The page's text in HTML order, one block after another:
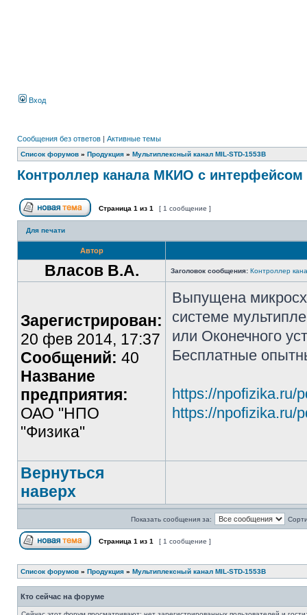
Вход
Сообщения без ответов | Активные темы
Список форумов » Продукция » Мультиплексный канал MIL-STD-1553B
Контроллер канала МКИО с интерфейсом
Страница 1 из 1 [ 1 сообщение ]
Для печати
Автор
Власов В.А. Заголовок сообщения: Контроллер
Зарегистрирован:
20 фев 2014, 17:37
Сообщений: 40
Название
предприятия:
ОАО "НПО
"Физика"
Выпущена
системе
или Оконечного
Бесплатные
https://npofizika.ru/
https://npofizika.ru/
Вернуться
наверх
Показать сообщения за:
Страница 1 из 1 [ 1 сообщение ]
Список форумов » Продукция » Мультиплексный канал MIL-STD-1553B
Кто сейчас на форуме